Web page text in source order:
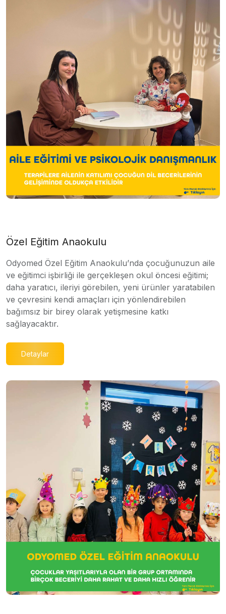
Özel Eğitim Anaokulu
Odyomed Özel Eğitim Anaokulu’nda çocuğunuzun aile
ve eğitimci işbirliği ile gerçekleşen okul öncesi eğitimi;
daha yaratıcı, ileriyi görebilen, yeni ürünler yaratabilen
ve çevresini kendi amaçları için yönlendirebilen
bağımsız bir birey olarak yetişmesine katkı
sağlayacaktır.
Detaylar